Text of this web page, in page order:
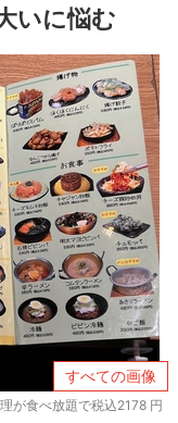
いに悩む
すべての画像
が食べ放題で税込2178 円